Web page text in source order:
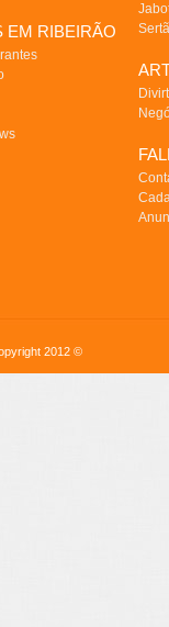
EM RIBEIRÃO
2012 ©